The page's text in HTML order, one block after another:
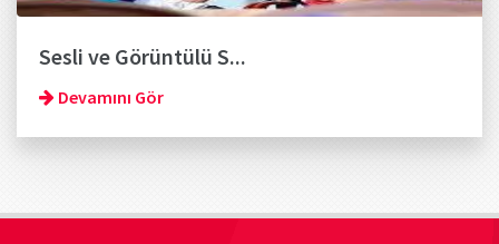
Sesli ve Görüntülü S...
Devamını Gör